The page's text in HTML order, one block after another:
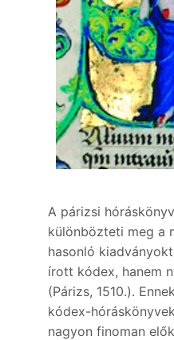
A párizsi
különbözteti meg a
hasonló
írott kódex, hanem
(Párizs, 1510.).
kódex-
nagyon finoman